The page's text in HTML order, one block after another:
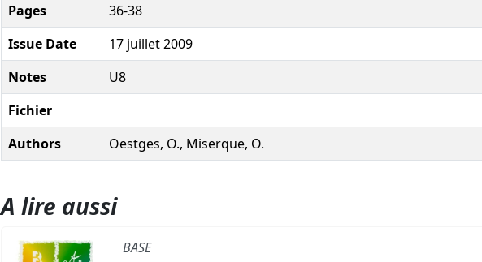
Pages
36-38
Issue Date
17 juillet 2009
Notes
U8
Fichier
Authors
Oestges, O., Miserque, O.
A lire aussi
BASE